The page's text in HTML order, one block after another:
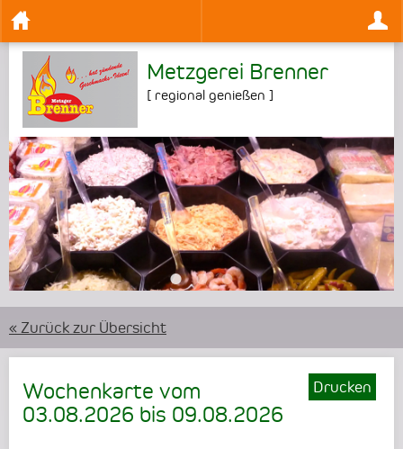
Metzgerei Brenner
[ regional genießen ]
•••
« Zurück zur Übersicht
Drucken
Wochenkarte vom
03.08.2026 bis 09.08.2026